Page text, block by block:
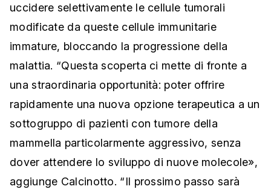
uccidere selettivamente le cellule tumorali
modificate da queste cellule immunitarie
immature, bloccando la progressione della
malattia. “Questa scoperta ci mette di fronte a
una straordinaria opportunità: poter offrire
rapidamente una nuova opzione terapeutica a un
sottogruppo di pazienti con tumore della
mammella particolarmente aggressivo, senza
dover attendere lo sviluppo di nuove molecole»,
aggiunge Calcinotto. “Il prossimo passo sarà